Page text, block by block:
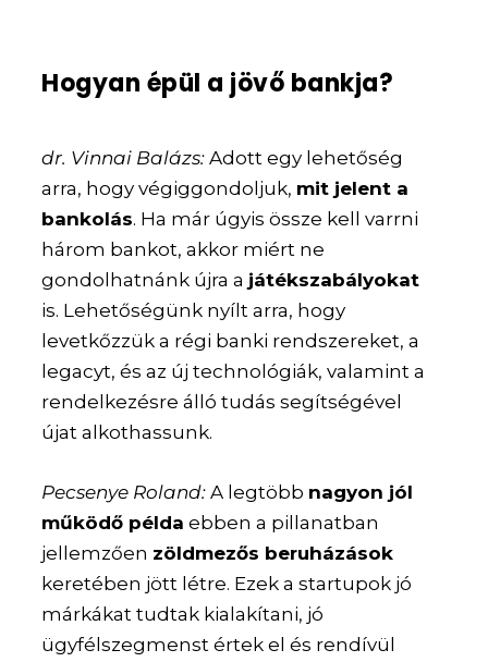
Hogyan épül a jövő bankja?
dr. Vinnai Balázs: Adott egy lehetőség
arra, hogy végiggondoljuk, mit jelent a
bankolás. Ha már úgyis össze kell varrni
három bankot, akkor miért ne
gondolhatnánk újra a játékszabályokat
is. Lehetőségünk nyílt arra, hogy
levetkőzzük a régi banki rendszereket, a
legacyt, és az új technológiák, valamint a
rendelkezésre álló tudás segítségével
újat alkothassunk.
Pecsenye Roland: A legtöbb nagyon jól
működő példa ebben a pillanatban
jellemzően zöldmezős beruházások
keretében jött létre. Ezek a startupok jó
márkákat tudtak kialakítani, jó
ügyfélszegmenst értek el és rendívül